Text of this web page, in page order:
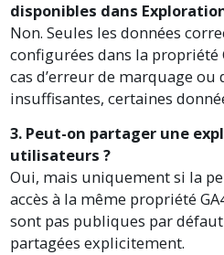
disponibles dans
Non. Seules les données
configurées dans la propriété
cas d’erreur de marquage ou
insuffisantes, certaines
3. Peut-on partager une
utilisateurs ?
Oui, mais uniquement si la
accès à la même propriété
sont pas publiques par
partagées explicitement.